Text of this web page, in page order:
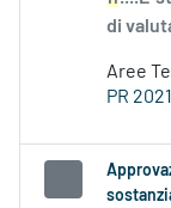
di
Aree
PR